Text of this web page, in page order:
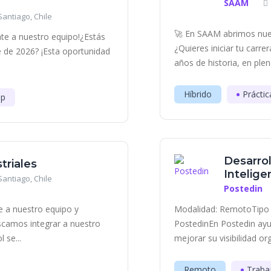
Chile
a nuestro equipo!¿Estás
2026? ¡Esta oportunidad
Chile
a nuestro equipo y
integrar a nuestro
se...
SAAM
🚀 En SAAM abrimos
¿Quieres iniciar tu
años de historia, en
Híbrido
Postedin
Modalidad:
PostedinEn Postedin
mejorar su visibilidad